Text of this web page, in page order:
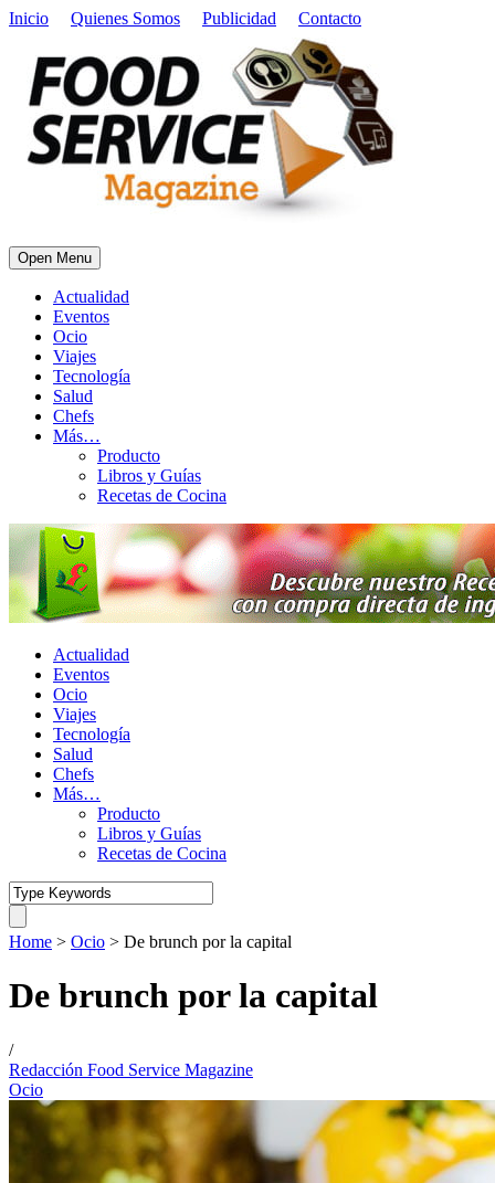
Inicio Quienes Somos Publicidad Contacto
Open Menu
Actualidad
Eventos
Ocio
Viajes
Tecnología
Salud
Chefs
Más…
Producto
Libros y Guías
Recetas de Cocina
Actualidad
Eventos
Ocio
Viajes
Tecnología
Salud
Chefs
Más…
Producto
Libros y Guías
Recetas de Cocina
Home > Ocio > De brunch por la capital
De brunch por la capital
/
Redacción Food Service Magazine
Ocio